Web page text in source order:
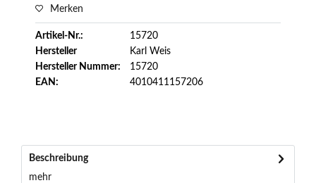
Merken
Artikel-Nr.:
15720
Hersteller
Karl Weis
Hersteller Nummer:
15720
EAN:
4010411157206
Beschreibung
mehr